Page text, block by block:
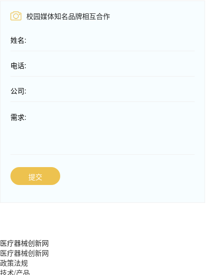
校园媒体知名品牌相互合作
姓名:
电话:
公司:
需求:
提交
医疗器械创新网
医疗器械创新网
政策法规
技术/产品